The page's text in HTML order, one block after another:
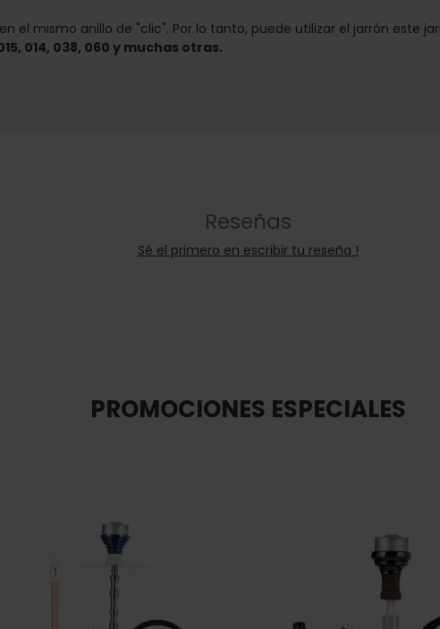
el mismo anillo de "clic". Por lo tanto, puede utilizar el jarrón este
014, 038, 060 y muchas otras.
Reseñas
Sé el primero en escribir tu reseña !
PROMOCIONES ESPECIALES